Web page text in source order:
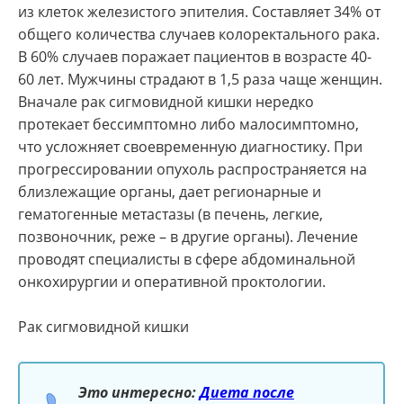
из клеток железистого эпителия. Составляет 34% от
общего количества случаев колоректального рака.
В 60% случаев поражает пациентов в возрасте 40-
60 лет. Мужчины страдают в 1,5 раза чаще женщин.
Вначале рак сигмовидной кишки нередко
протекает бессимптомно либо малосимптомно,
что усложняет своевременную диагностику. При
прогрессировании опухоль распространяется на
близлежащие органы, дает регионарные и
гематогенные метастазы (в печень, легкие,
позвоночник, реже – в другие органы). Лечение
проводят специалисты в сфере абдоминальной
онкохирургии и оперативной проктологии.
Рак сигмовидной кишки
Это интересно:Диета после